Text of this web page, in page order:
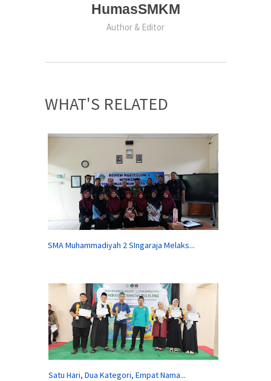
HumasSMKM
Author & Editor
WHAT'S RELATED
SMA Muhammadiyah 2 SIngaraja Melaks...
Satu Hari, Dua Kategori, Empat Nama...